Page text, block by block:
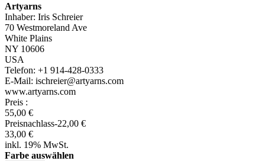
Artyarns
Inhaber: Iris Schreier
70 Westmoreland Ave
White Plains
NY 10606
USA
Telefon: +1 914-428-0333
E-Mail: ischreier@artyarns.com
www.artyarns.com
Preis :
55,00 €
Preisnachlass-22,00 €
33,00 €
inkl. 19% MwSt.
Farbe auswählen